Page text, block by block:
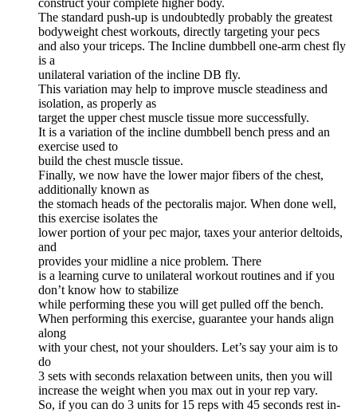
The standard push-up is undoubtedly probably the greatest
bodyweight chest workouts, directly targeting your pecs
and also your triceps. The Incline dumbbell one-arm chest fly
is a
unilateral variation of the incline DB fly.
This variation may help to improve muscle steadiness and
isolation, as properly as
target the upper chest muscle tissue more successfully.
It is a variation of the incline dumbbell bench press and an
exercise used to
build the chest muscle tissue.
Finally, we now have the lower major fibers of the chest,
additionally known as
the stomach heads of the pectoralis major. When done well,
this exercise isolates the
lower portion of your pec major, taxes your anterior deltoids,
and
provides your midline a nice problem. There
is a learning curve to unilateral workout routines and if you
don’t know how to stabilize
while performing these you will get pulled off the bench.
When performing this exercise, guarantee your hands align
along
with your chest, not your shoulders. Let’s say your aim is to
do
3 sets with seconds relaxation between units, then you will
increase the weight when you max out in your rep vary.
So, if you can do 3 units for 15 reps with 45 seconds rest in-